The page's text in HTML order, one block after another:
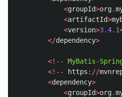
<groupId>org.
<artifactId>
<version>3.4.1
</dependency>
<!-- MyBatis-
<!--
https ://
<dependency>
<groupId>org.